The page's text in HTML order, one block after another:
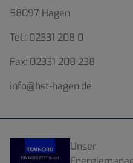
58097 Hagen
Tel.: 02331 208 0
Fax: 02331 208 238
info@hst-hagen.de
Unser